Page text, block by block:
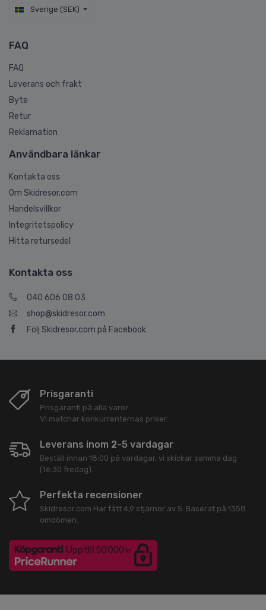
Sverige (SEK)
FAQ
FAQ
Leverans och frakt
Byte
Retur
Reklamation
Användbara länkar
Kontakta oss
Om Skidresor.com
Handelsvillkor
Integritetspolicy
Hitta retursedel
Kontakta oss
040 606 08 03
shop@skidresor.com
Följ Skidresor.com på Facebook
Prisgaranti
Prisgaranti på alla varor.
Vi matchar konkurrenternas priser.
Leverans inom 2-5 vardagar
Beställ innan 18:00 på vardagar, vi skickar samma dag
(16:30 fredag).
Perfekta recensioner
Skidresor.com Har fått 4,9 stjärnor av 5 . Baserat på 1358
omdömen.